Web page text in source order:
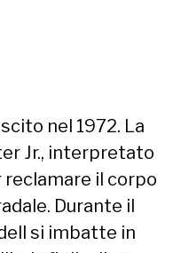
nel 1972. La
Jr., interpretato
reclamare il corpo
Durante il
si imbatte in